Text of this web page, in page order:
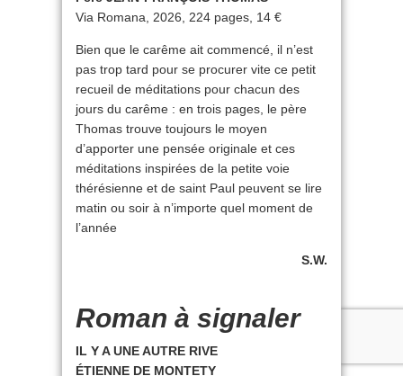
Via Romana, 2026, 224 pages, 14 €
Bien que le carême ait commencé, il n’est
pas trop tard pour se procurer vite ce petit
recueil de méditations pour chacun des
jours du carême : en trois pages, le père
Thomas trouve toujours le moyen
d’apporter une pensée originale et ces
méditations inspirées de la petite voie
thérésienne et de saint Paul peuvent se lire
matin ou soir à n’importe quel moment de
l’année
S.W.
Roman à signaler
IL Y A UNE AUTRE RIVE
ÉTIENNE DE MONTETY